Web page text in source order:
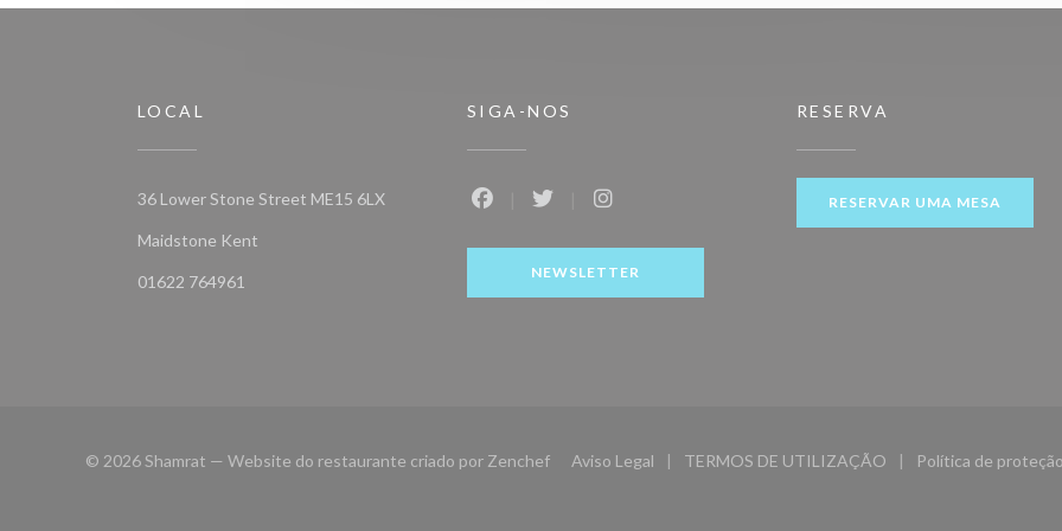
LOCAL
36 Lower Stone Street ME15 6LX
Maidstone Kent((abre numa nova janela))
01622 764961
SIGA-NOS
NEWSLETTER
RESERVA
RESERVAR UMA MESA
© 2026 Shamrat — Website do restaurante criado por Zenchef((abre numa nova janela))
Aviso Legal
((abre numa nova janela))
TERMOS DE UTILIZAÇÃO
((abre numa nova janela))
Política de